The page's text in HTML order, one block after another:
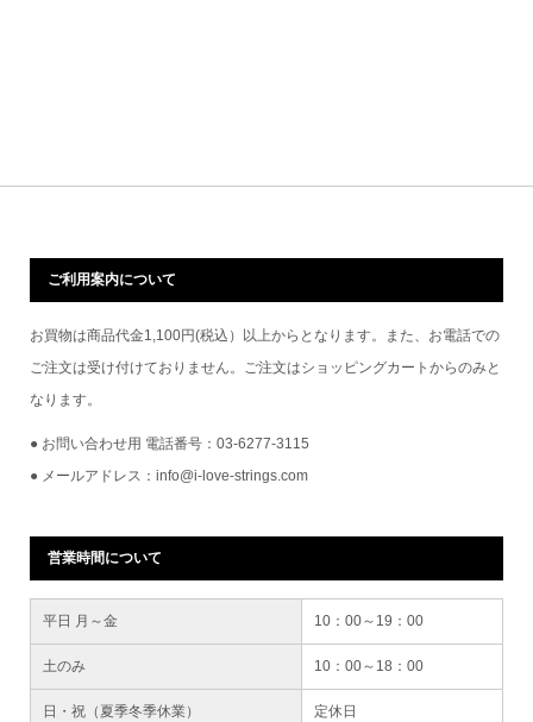
ご利用案内について
お買物は商品代金1,100円(税込）以上からとなります。また、お電話での
ご注文は受け付けておりません。ご注文はショッピングカートからのみと
なります。
● お問い合わせ用 電話番号：03-6277-3115
● メールアドレス：info@i-love-strings.com
営業時間について
平日 月～金 10：00～19：00
土のみ 10：00～18：00
日・祝（夏季冬季休業） 定休日